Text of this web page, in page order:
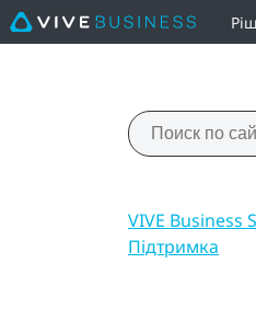
VIVE Business
Підтримка